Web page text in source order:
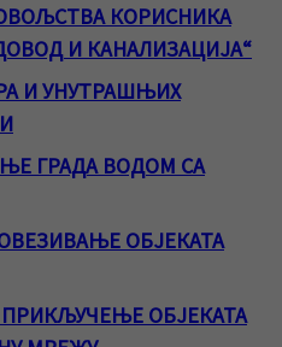
КОРИСНИКА
И КАНАЛИЗАЦИЈА“
И УНУТРАШЊИХ
ГРАДА ВОДОМ СА
ОБЈЕКАТА
ПРИКЉУЧЕЊЕ ОБЈЕКАТА